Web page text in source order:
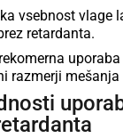
vsebnost vlage
retardanta.
razmerji